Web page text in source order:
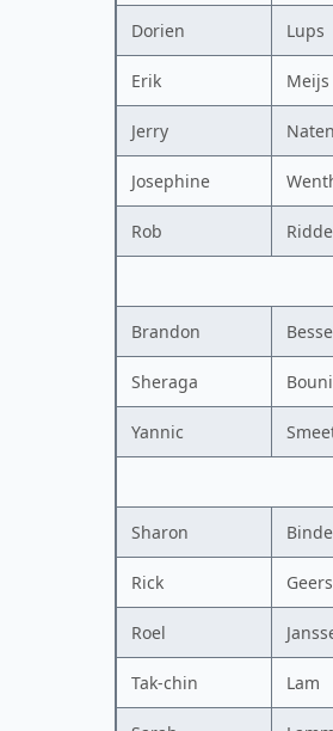
Dorien Lups
Erik Meijs
Jerry
Josephine
Rob
Brandon
Sheraga
Yannic
Sharon
Rick Geers
Roel
Tak-chin Lam